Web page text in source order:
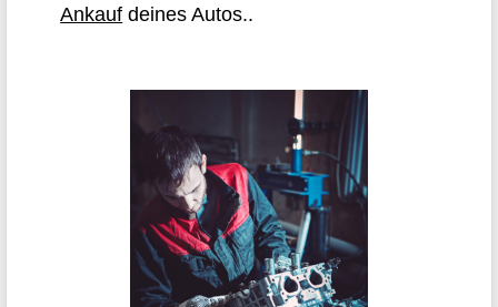
Ankauf deines Autos..